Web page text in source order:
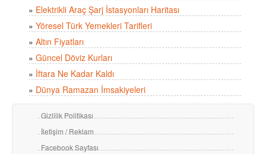
» Elektrikli Araç Şarj İstasyonları Haritası
» Yöresel Türk Yemekleri Tarifleri
» Altın Fiyatları
» Güncel Döviz Kurları
» İftara Ne Kadar Kaldı
» Dünya Ramazan İmsakiyeleri
Gizlilik Politikası
İletişim / Reklam
Facebook Sayfası